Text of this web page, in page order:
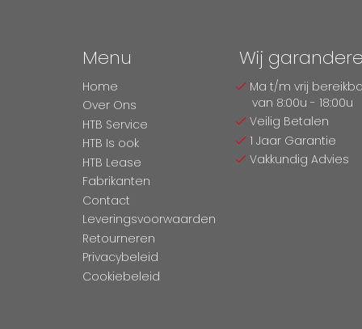
Menu
Home
Over Ons
HTB Service
HTB Is ook
HTB Lease
Fabrikanten
Contact
Leveringsvoorwaarden
Retourneren
Privacybeleid
Cookiebeleid
Wij
Ma t/m vrij
van 8:00u - 18:00u
Veilig Betalen
1 Jaar Garantie
Vakkundig Advies